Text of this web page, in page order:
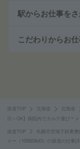
駅からお仕事を
こだわりからお
派遣TOP 北海道 北海道
日～OK】病院内でカルテ運び＊
派遣TOP 札幌市営地下鉄東豊
ャー（105923643）の派遣の仕事詳